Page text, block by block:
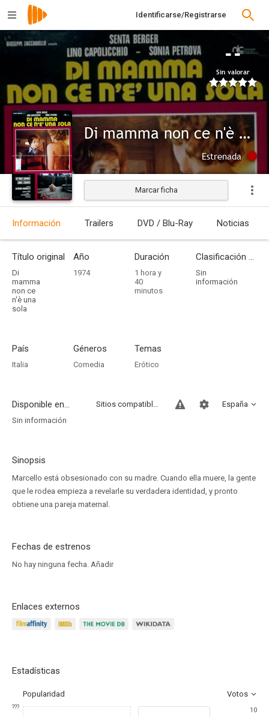
Identificarse/Registrarse
--
Sin valorar
Di mamma non ce n'è una sola
Estrenada
Marcar ficha
Información Trailers DVD / Blu-Ray Noticias
Título original
Di
mamma
non ce
n'è una
sola
Año
1974
Duración
1 hora y
40
minutos
Clasificación por edades
Sin
información
País
Italia
Géneros
Comedia
Temas
Erótico
Disponible en... España
Sitios compatibles
Sin información
Sinopsis
Marcello está obsesionado con su madre. Cuando ella muere, la gente
que le rodea empieza a revelarle su verdadera identidad, y pronto
obtiene una pareja maternal.
Fechas de estrenos
No hay ninguna fecha. Añadir
Enlaces externos
Estadísticas
Popularidad Votos
???
10